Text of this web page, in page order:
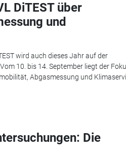
DiTEST über
und
wird auch dieses Jahr auf der
10. bis 14. September liegt der
Abgasmessung und
Die